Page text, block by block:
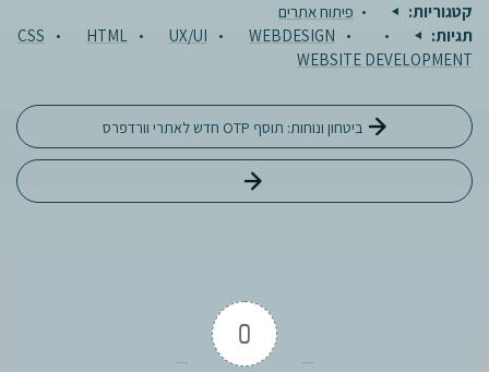
קטגוריות:
פיתוח אתרים
תגיות:
CSS HTML UX/UI
WEBDESIGN
WEBSITE DEVELOPMENT
ניווט ביטחון ונוחות: תוסף OTP חדש לאתרי וורדפרס
0